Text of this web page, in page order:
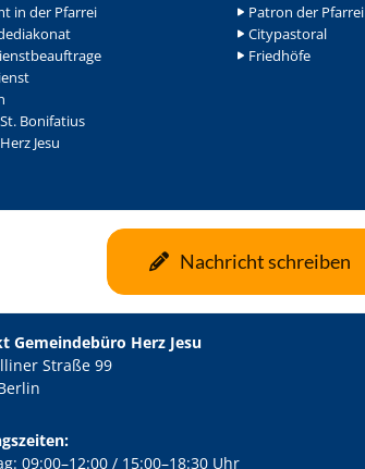
in der Pfarrei
Bonifatius
Jesu
Patron der Pfarrei
Citypastoral
Friedhöfe
Nachricht schreiben
Gemeindebüro Herz Jesu
Straße 99
09:00–12:00 / 15:00–18:30 Uhr